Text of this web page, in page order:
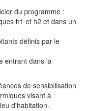
du programme :
h1 et h2 et dans un
définis par le
entrant dans la
de sensibilisation
visant à
d'habitation.